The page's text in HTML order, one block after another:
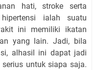
hati, stroke serta
ialah suatu
ini memiliki ikatan
yang lain. Jadi, bila
alhasil ini dapat jadi
untuk siapa saja.